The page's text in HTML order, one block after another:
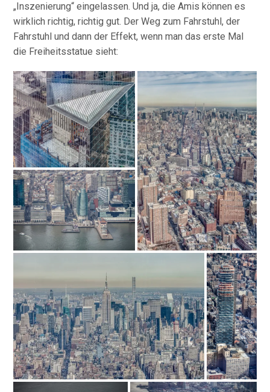
„Inszenierung“ eingelassen. Und ja, die Amis können es
wirklich richtig, richtig gut. Der Weg zum Fahrstuhl, der
Fahrstuhl und dann der Effekt, wenn man das erste Mal
die Freiheitsstatue sieht: